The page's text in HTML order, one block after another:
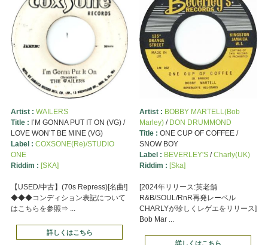
Artist : WAILERS
Title : I’M GONNA PUT IT ON (VG) /
LOVE WON’T BE MINE (VG)
Label : COXSONE(Re)/STUDIO
ONE
Riddim : [SKA]
【USED/中古】(70s Repress)[名曲!]
◆◆◆コンディション表記について
はこちらを参照⇒ ...
詳しくはこちら
Artist : BOBBY MARTELL(Bob
Marley)/ DON DRUMMOND
Title : ONE CUP OF COFFEE /
SNOW BOY
Label : BEVERLEY'S/Charly(UK)
Riddim : [Ska]
[2024年リリース:英老舗
R&B/SOUL/RnR再発レーベル
CHARLYが珍しくレゲエをリリース]
Bob Mar ...
詳しくはこちら